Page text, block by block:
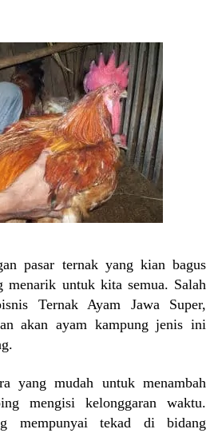
pasar ternak yang kian bagus
menarik untuk kita semua. Salah
Ternak Ayam Jawa Super,
akan ayam kampung jenis ini
yang mudah untuk menambah
mengisi kelonggaran waktu.
mempunyai tekad di bidang